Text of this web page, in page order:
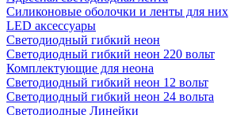
Силиконовые оболочки и ленты для них
LED аксессуары
Светодиодный гибкий неон
Светодиодный гибкий неон 220 вольт
Комплектующие для неона
Светодиодный гибкий неон 12 вольт
Светодиодный гибкий неон 24 вольта
Светодиодные Линейки